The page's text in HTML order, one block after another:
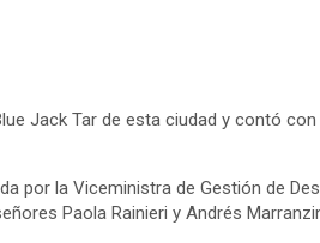
Jack Tar de esta ciudad y contó
por la Viceministra de Gestión de
Paola Rainieri y Andrés